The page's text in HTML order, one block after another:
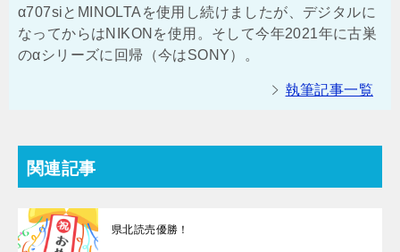
α707siとMINOLTAを使用し続けましたが、デジタルに
なってからはNIKONを使用。そして今年2021年に古巣
のαシリーズに回帰（今はSONY）。
執筆記事一覧
関連記事
県北読売優勝！